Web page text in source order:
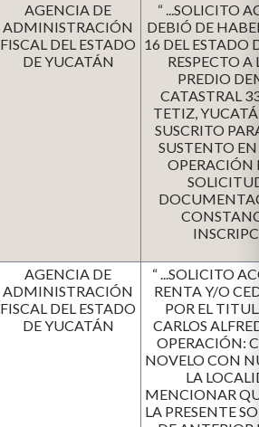
AGENCIA DE
ADMINISTRACIÓN
FISCAL DEL ESTADO
DE YUCATÁN
“ ...SOLICITO
DEBIÓ DE
16 DEL ESTADO
RESPECTO
PREDIO
CATASTRAL
TETIZ,
SUSCRITO
SUSTENTO
OPERACIÓN
AGENCIA DE
ADMINISTRACIÓN
FISCAL DEL ESTADO
DE YUCATÁN
“ ...SOLICITO
RENTA Y/O
POR EL
CARLOS
OPERACIÓN:
NOVELO CON
LA
MENCIONAR
LA PRESENTE